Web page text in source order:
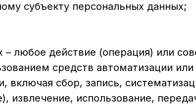
субъекту персональных данных;
любое действие (операция) или
средств автоматизации или
сбор, запись,
извлечение, использование,